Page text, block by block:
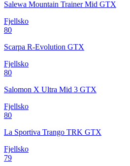
Salewa Mountain Trainer Mid GTX
Fjellsko
80
Scarpa R-Evolution GTX
Fjellsko
80
Salomon X Ultra Mid 3 GTX
Fjellsko
80
La Sportiva Trango TRK GTX
Fjellsko
79